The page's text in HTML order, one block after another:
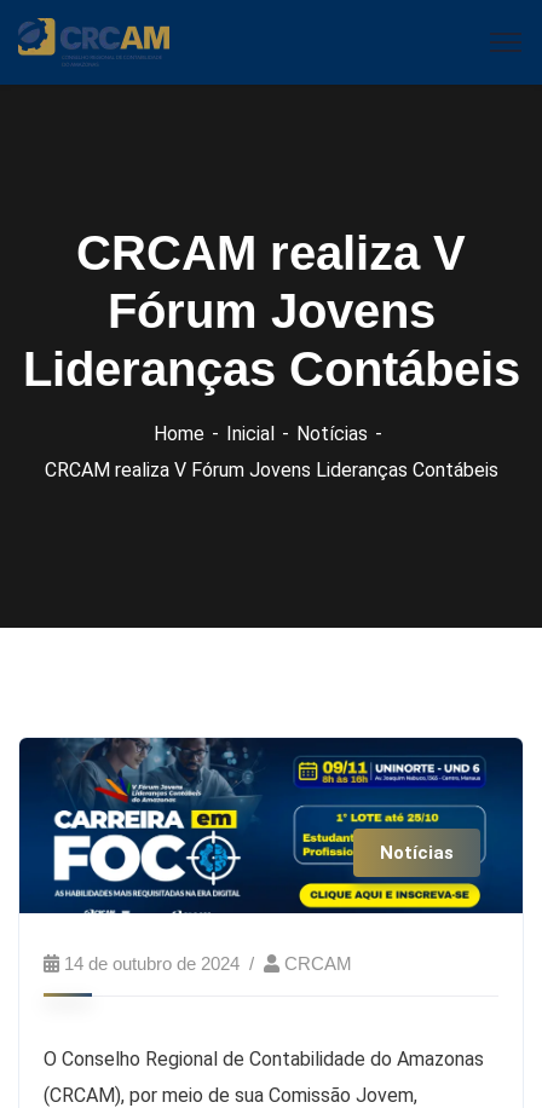
CRCAM realiza V
Fórum Jovens
Lideranças Contábeis
Home Inicial
Notícias
CRCAM realiza V Fórum Jovens Lideranças Contábeis
Notícias
14 de outubro de 2024 CRCAM
O Conselho Regional de Contabilidade do Amazonas
(CRCAM), por meio de sua Comissão Jovem,